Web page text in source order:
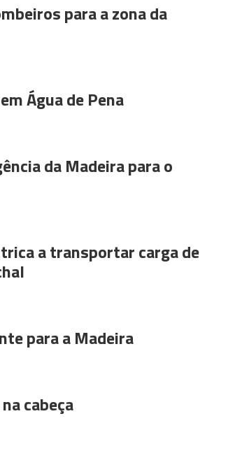
para a zona da
Água de Pena
da Madeira para o
a transportar carga de
para a Madeira
cabeça